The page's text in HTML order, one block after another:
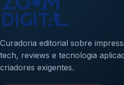
Curadoria editorial sobre
tech, reviews e tecnologia
criadores exigentes.